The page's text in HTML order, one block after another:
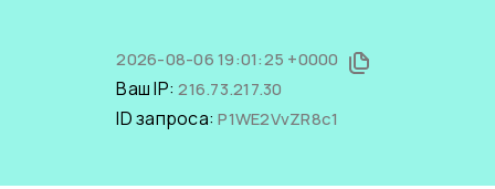
2026-08-06 19:01:25 +0000
Ваш IP:216.73.217.30
ID запроса:P1WE2VvZR8c1